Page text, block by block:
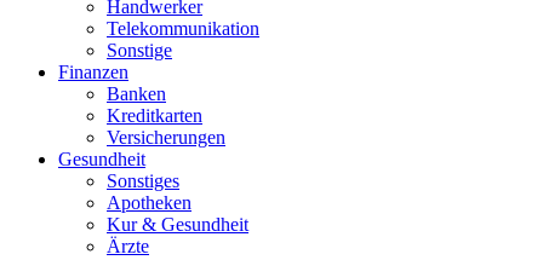
Handwerker
Telekommunikation
Sonstige
Finanzen
Banken
Kreditkarten
Versicherungen
Gesundheit
Sonstiges
Apotheken
Kur & Gesundheit
Ärzte